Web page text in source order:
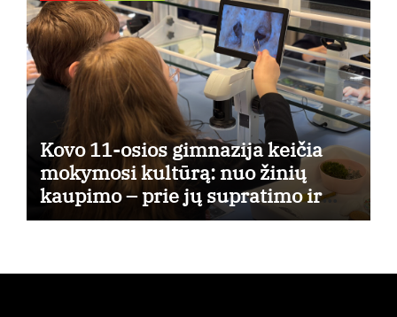
Kovo 11-osios gimnazija keičia
mokymosi kultūrą: nuo žinių
kaupimo – prie jų supratimo ir
taikymo